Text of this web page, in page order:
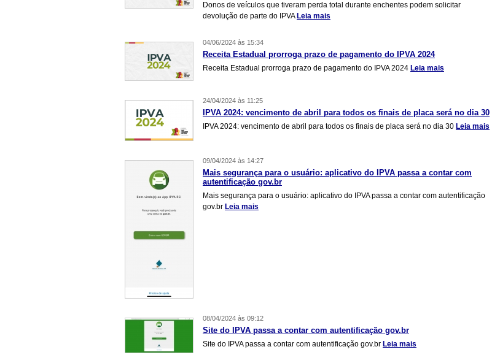
Donos de veículos que tiveram perda total durante enchentes podem solicitar
devolução de parte do IPVA Leia mais
04/06/2024 às 15:34
Receita Estadual prorroga prazo de pagamento do IPVA 2024
Receita Estadual prorroga prazo de pagamento do IPVA 2024 Leia mais
24/04/2024 às 11:25
IPVA 2024: vencimento de abril para todos os finais de placa será no dia 30
IPVA 2024: vencimento de abril para todos os finais de placa será no dia 30 Leia mais
09/04/2024 às 14:27
Mais segurança para o usuário: aplicativo do IPVA passa a contar com
autentificação gov.br
Mais segurança para o usuário: aplicativo do IPVA passa a contar com autentificação
gov.br Leia mais
08/04/2024 às 09:12
Site do IPVA passa a contar com autentificação gov.br
Site do IPVA passa a contar com autentificação gov.br Leia mais